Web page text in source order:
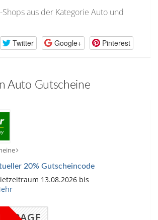
aus der Kategorie Auto und
Twitter Google+ Pinterest
Auto Gutscheine
20% Gutscheincode
13.08.2026 bis